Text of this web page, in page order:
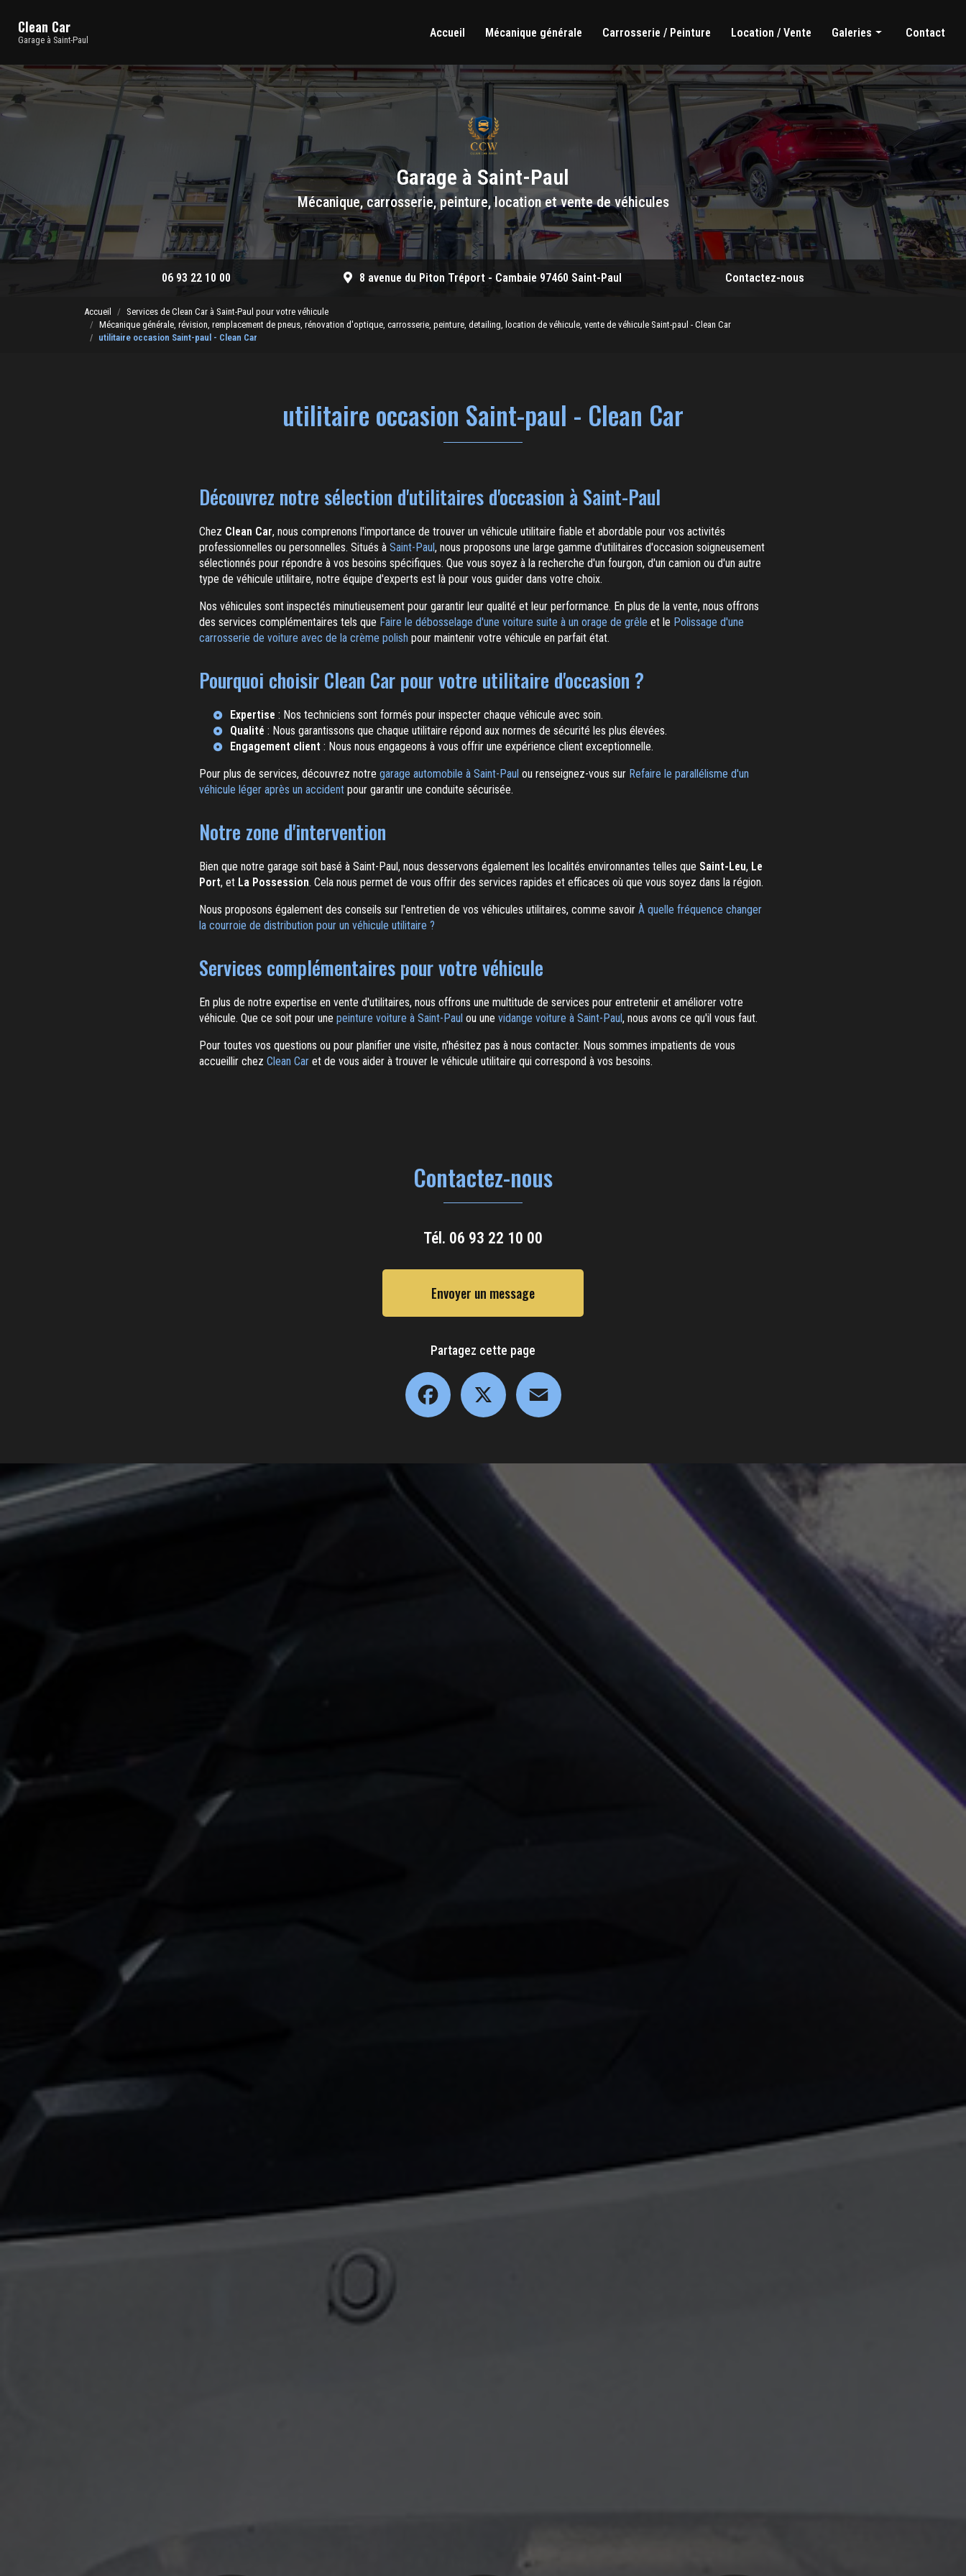
contenu
Clean Car
Garage à Saint-Paul
Accueil
Mécanique générale Carrosserie / Peinture Location / Vente Galeries
Mécanique générale
Carrosserie / Peinture
Location / Vente
Contact
Garage à Saint-Paul
Mécanique, carrosserie, peinture, location et vente de véhicules
06 93 22 10 00 8 avenue du Piton Tréport - Cambaie 97460 Saint-Paul Contactez-nous
Accueil
Services de Clean Car à Saint-Paul pour votre véhicule
Mécanique générale, révision, remplacement de pneus, rénovation d'optique, carrosserie, peinture, detailing, location de véhicule, vente de véhicule Saint-paul - Clean Car
utilitaire occasion Saint-paul - Clean Car
utilitaire occasion Saint-paul - Clean Car
Découvrez notre sélection d'utilitaires d'occasion à Saint-Paul
Chez Clean Car, nous comprenons l'importance de trouver un véhicule utilitaire fiable et abordable pour vos activités
professionnelles ou personnelles. Situés à Saint-Paul, nous proposons une large gamme d'utilitaires d'occasion soigneusement
sélectionnés pour répondre à vos besoins spécifiques. Que vous soyez à la recherche d'un fourgon, d'un camion ou d'un autre
type de véhicule utilitaire, notre équipe d'experts est là pour vous guider dans votre choix.
Nos véhicules sont inspectés minutieusement pour garantir leur qualité et leur performance. En plus de la vente, nous offrons
des services complémentaires tels que Faire le débosselage d'une voiture suite à un orage de grêle et le Polissage d'une
carrosserie de voiture avec de la crème polish pour maintenir votre véhicule en parfait état.
Pourquoi choisir Clean Car pour votre utilitaire d'occasion ?
Expertise : Nos techniciens sont formés pour inspecter chaque véhicule avec soin.
Qualité : Nous garantissons que chaque utilitaire répond aux normes de sécurité les plus élevées.
Engagement client : Nous nous engageons à vous offrir une expérience client exceptionnelle.
Pour plus de services, découvrez notre garage automobile à Saint-Paul ou renseignez-vous sur Refaire le parallélisme d'un
véhicule léger après un accident pour garantir une conduite sécurisée.
Notre zone d'intervention
Bien que notre garage soit basé à Saint-Paul, nous desservons également les localités environnantes telles que Saint-Leu, Le
Port, et La Possession. Cela nous permet de vous offrir des services rapides et efficaces où que vous soyez dans la région.
Nous proposons également des conseils sur l'entretien de vos véhicules utilitaires, comme savoir À quelle fréquence changer
la courroie de distribution pour un véhicule utilitaire ?
Services complémentaires pour votre véhicule
En plus de notre expertise en vente d'utilitaires, nous offrons une multitude de services pour entretenir et améliorer votre
véhicule. Que ce soit pour une peinture voiture à Saint-Paul ou une vidange voiture à Saint-Paul, nous avons ce qu'il vous faut.
Pour toutes vos questions ou pour planifier une visite, n'hésitez pas à nous contacter. Nous sommes impatients de vous
accueillir chez Clean Car et de vous aider à trouver le véhicule utilitaire qui correspond à vos besoins.
Contactez-nous
Tél. 06 93 22 10 00
Envoyer un message
Partagez cette page
Facebook